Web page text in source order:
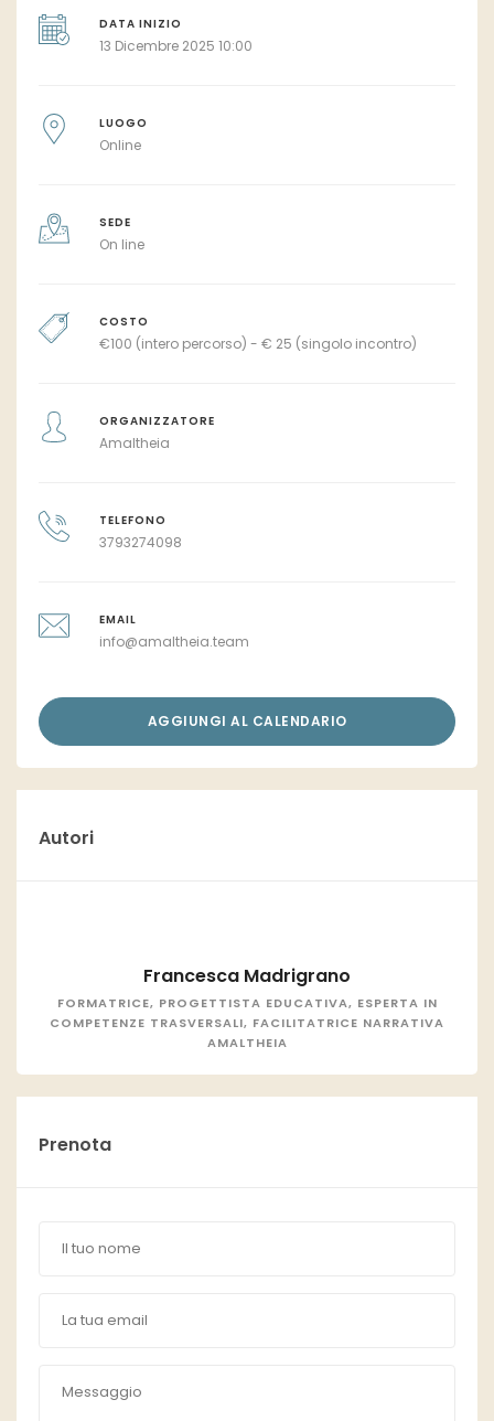
DATA INIZIO
13 Dicembre 2025 10:00
LUOGO
Online
SEDE
On line
COSTO
€100 (intero percorso) - € 25 (singolo incontro)
ORGANIZZATORE
Amaltheia
TELEFONO
3793274098
EMAIL
info@amaltheia.team
AGGIUNGI AL CALENDARIO
Autori
Francesca Madrigrano
FORMATRICE, PROGETTISTA EDUCATIVA, ESPERTA IN
COMPETENZE TRASVERSALI, FACILITATRICE NARRATIVA
AMALTHEIA
Prenota